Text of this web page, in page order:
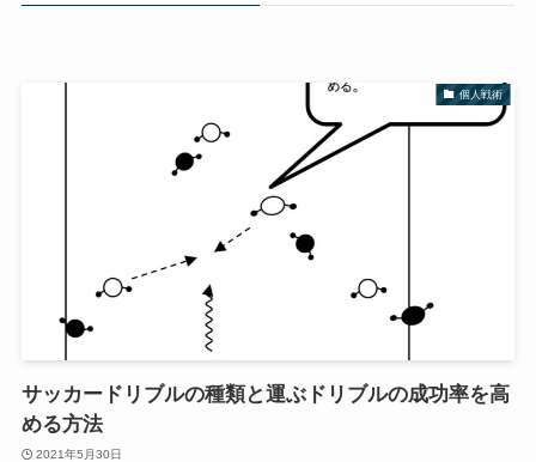
個人戦術
サッカードリブルの種類と運ぶドリブルの成功率を高
める方法
2021年5月30日